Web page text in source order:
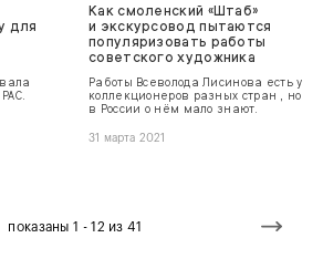
для
Как смоленский «Штаб»
и экскурсовод пытаются
популяризовать работы
советского художника
Работы Всеволода Лисинова есть у
коллекционеров разных стран , но
в России о нём мало знают.
31 марта 2021
показаны 1 - 12 из 41